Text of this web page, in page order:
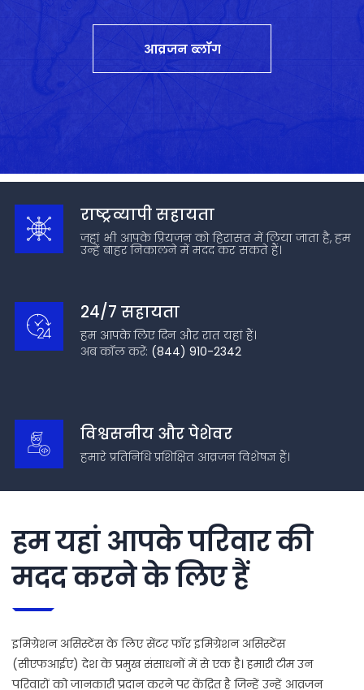
आव्रजन ब्लॉग
राष्ट्रव्यापी सहायता
जहां भी आपके प्रियजन को हिरासत में लिया जाता है, हम
उन्हें बाहर निकालने में मदद कर सकते हैं।
24/7 सहायता
हम आपके लिए दिन और रात यहां हैं।
अब कॉल करें: (844) 910-2342
विश्वसनीय और पेशेवर
हमारे प्रतिनिधि प्रशिक्षित आव्रजन विशेषज्ञ हैं।
हम यहां आपके परिवार की
मदद करने के लिए हैं
इमिग्रेशन असिस्टेंस के लिए सेंटर फॉर इमिग्रेशन असिस्टेंस
(सीएफआईए) देश के प्रमुख संसाधनों में से एक है। हमारी टीम उन
परिवारों को जानकारी प्रदान करने पर केंद्रित है जिन्हें उन्हें आव्रजन